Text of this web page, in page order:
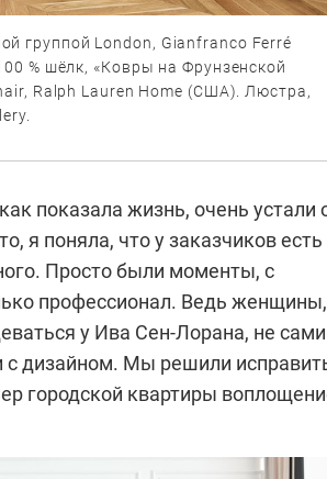
группой London, Gianfranco Ferré
% шёлк, «Ковры на Фрунзенской
Ralph Lauren Home (США). Люстра,
показала жизнь, очень устали
я поняла, что у заказчиков есть
Просто были моменты, с
профессионал. Ведь
у Ива Сен-Лорана, не сами
дизайном. Мы решили
городской квартиры